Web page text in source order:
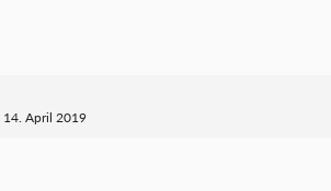
14. April 2019